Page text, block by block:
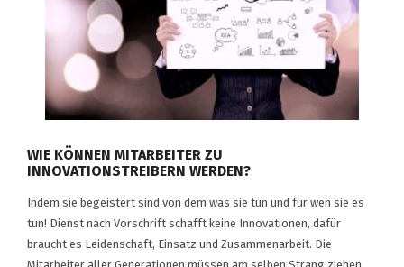
WIE KÖNNEN MITARBEITER ZU
INNOVATIONSTREIBERN WERDEN?
Indem sie begeistert sind von dem was sie tun und für wen sie es
tun! Dienst nach Vorschrift schafft keine Innovationen, dafür
braucht es Leidenschaft, Einsatz und Zusammenarbeit. Die
Mitarbeiter aller Generationen müssen am selben Strang ziehen